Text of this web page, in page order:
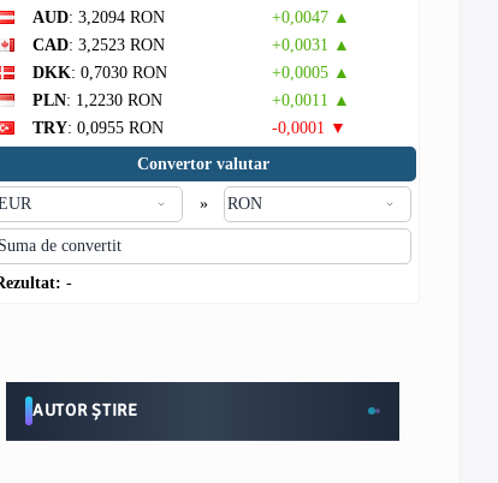
AUD: 3,2094 RON
+0,0047 ▲
CAD: 3,2523 RON
+0,0031 ▲
DKK: 0,7030 RON
+0,0005 ▲
PLN: 1,2230 RON
+0,0011 ▲
TRY: 0,0955 RON
-0,0001 ▼
Convertor valutar
»
-
AUTOR ȘTIRE